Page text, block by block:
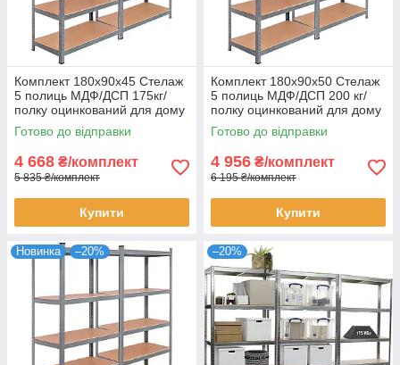
Комплект 180х90х45 Стелаж
5 полиць МДФ/ДСП 175кг/
полку оцинкований для дому
офісу склад 2 штуки
Готово до відправки
4 668 ₴/комплект
5 835 ₴/комплект
Купити
Комплект 180х90х50 Стелаж
5 полиць МДФ/ДСП 200 кг/
полку оцинкований для дому
офісу склад 2 штуки
Готово до відправки
4 956 ₴/комплект
6 195 ₴/комплект
Купити
Новинка –20% –20%